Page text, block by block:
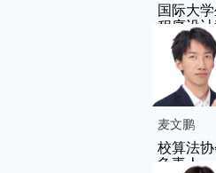
国际大
程序设
赛(ICPC)
洲区域赛
麦文鹏
校算法
负责人